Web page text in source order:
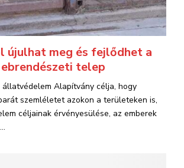
újulhat meg és fejlődhet a
telep
állatvédelem Alapítvány célja, hogy
szemléletet azokon a területeken is,
céljainak érvényesülése, az emberek